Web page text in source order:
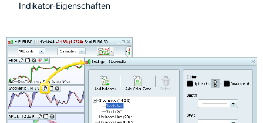
Indikator-Eigenschaften